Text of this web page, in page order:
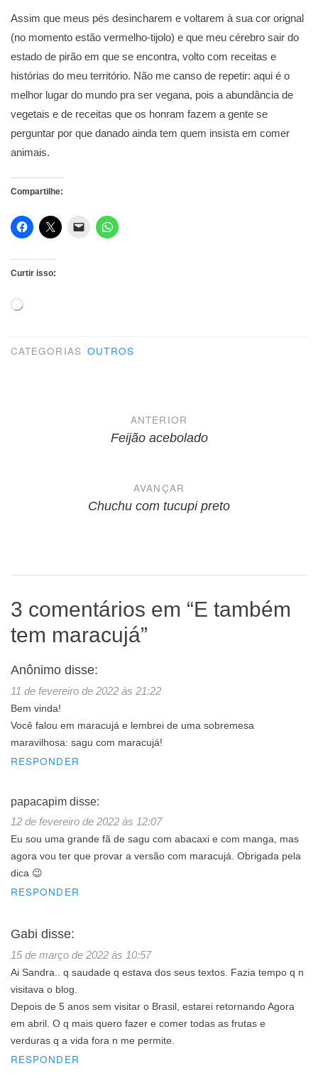
Assim que meus pés desincharem e voltarem à sua cor orignal
(no momento estão vermelho-tijolo) e que meu cérebro sair do
estado de pirão em que se encontra, volto com receitas e
histórias do meu território. Não me canso de repetir: aqui é o
melhor lugar do mundo pra ser vegana, pois a abundância de
vegetais e de receitas que os honram fazem a gente se
perguntar por que danado ainda tem quem insista em comer
animais.
Compartilhe:
Curtir isso:
Carregando...
CATEGORIAS OUTROS
NavegaçãoANTERIOR
Feijão acebolado
AVANÇAR
Chuchu com tucupi preto
3 comentários em “E também
tem maracujá”
Anônimo disse:
11 de fevereiro de 2022 às 21:22
Bem vinda!
Você falou em maracujá e lembrei de uma sobremesa
maravilhosa: sagu com maracujá!
RESPONDER
papacapim disse:
12 de fevereiro de 2022 às 12:07
Eu sou uma grande fã de sagu com abacaxi e com manga, mas
agora vou ter que provar a versão com maracujá. Obrigada pela
dica 😉
RESPONDER
Gabi disse:
15 de março de 2022 às 10:57
Ai Sandra.. q saudade q estava dos seus textos. Fazia tempo q n
visitava o blog.
Depois de 5 anos sem visitar o Brasil, estarei retornando Agora
em abril. O q mais quero fazer e comer todas as frutas e
verduras q a vida fora n me permite.
RESPONDER